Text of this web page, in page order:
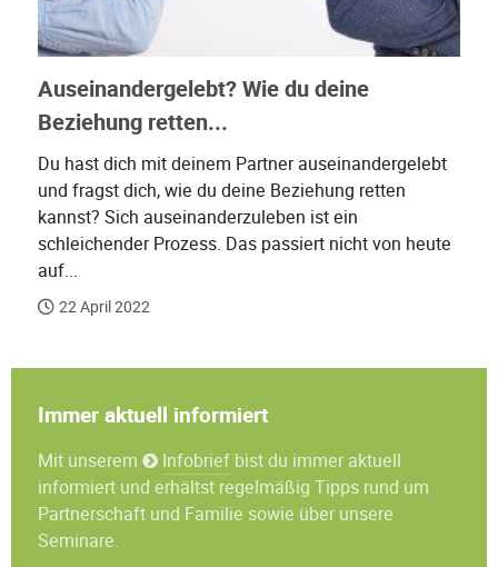
Auseinandergelebt? Wie du deine
Beziehung retten...
Du hast dich mit deinem Partner auseinandergelebt
und fragst dich, wie du deine Beziehung retten
kannst? Sich auseinanderzuleben ist ein
schleichender Prozess. Das passiert nicht von heute
auf...
22 April 2022
Immer aktuell informiert
Mit unserem Infobrief bist du immer aktuell
informiert und erhältst regelmäßig Tipps rund um
Partnerschaft und Familie sowie über unsere
Seminare.